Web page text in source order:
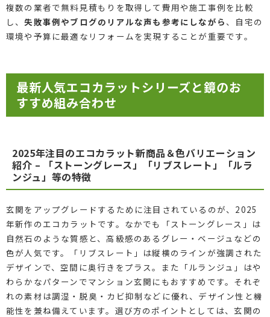
複数の業者で無料見積もりを取得して費用や施工事例を比較
し、失敗事例やブログのリアルな声も参考にしながら 、自宅の
環境や予算に最適なリフォームを実現することが重要です。
最新人気エコカラットシリーズと鏡のお
すすめ組み合わせ
2025年注目のエコカラット新商品＆色バリエーション
紹介 – 「ストーングレース」「リブスレート」「ルラ
ンジュ」等の特徴
玄関をアップグレードするために注目されているのが、2025
年新作のエコカラットです。なかでも「ストーングレース」は
自然石のような質感と、高級感のあるグレー・ベージュなどの
色が人気です。「リブスレート」は縦横のラインが強調された
デザインで、空間に奥行きをプラス。また「ルランジュ」はや
わらかなパターンでマンション玄関にもおすすめです。それぞ
れの素材は調湿・脱臭・カビ抑制などに優れ、デザイン性と機
能性を兼ね備えています。選び方のポイントとしては、玄関の